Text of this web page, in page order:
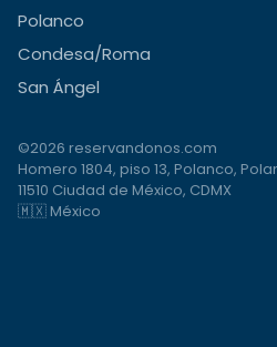
Polanco
Condesa/Roma
San Ángel
©2026 reservandonos.com
Homero 1804, piso 13, Polanco,
11510 Ciudad de México, CDMX
🇲🇽 México